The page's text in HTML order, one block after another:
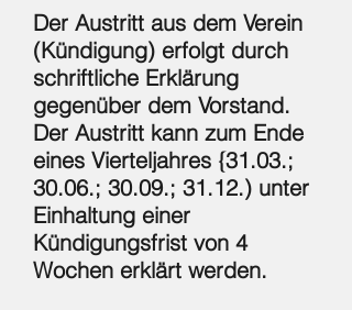
Der Austritt aus dem Verein
(Kündigung) erfolgt durch
schriftliche Erklärung
gegenüber dem Vorstand.
Der Austritt kann zum Ende
eines Vierteljahres {31.03.;
30.06.; 30.09.; 31.12.) unter
Einhaltung einer
Kündigungsfrist von 4
Wochen erklärt werden.